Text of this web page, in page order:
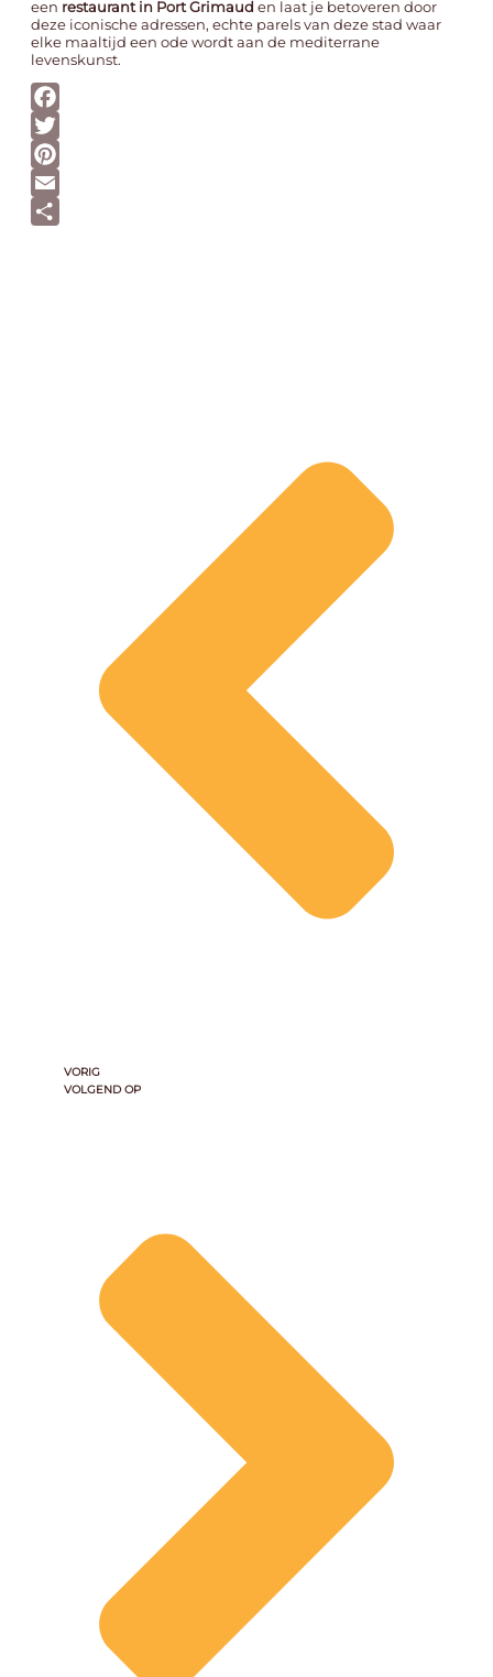
een restaurant in Port Grimaud en laat je betoveren door
deze iconische adressen, echte parels van deze stad waar
elke maaltijd een ode wordt aan de mediterrane
levenskunst.
Facebook
Twitter
Pinterest
Email
VORIG
VOLGEND OP